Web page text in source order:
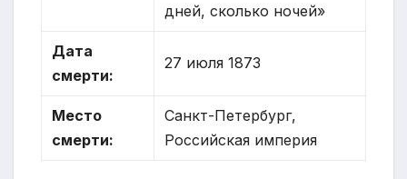
дней, сколько ночей»
Дата
смерти:
27 июля 1873
Место
смерти:
Санкт-Петербург,
Российская империя